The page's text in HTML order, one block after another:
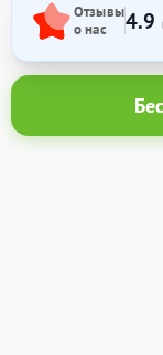
Отзывы
о нас
4.9